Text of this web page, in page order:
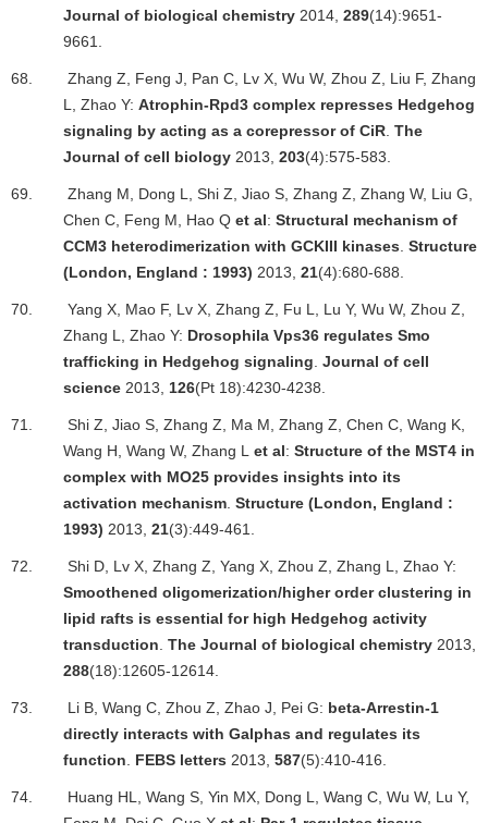
Journal of biological chemistry 2014, 289(14):9651-
9661.
68.
Zhang Z, Feng J, Pan C, Lv X, Wu W, Zhou Z, Liu F, Zhang
L, Zhao Y: Atrophin-Rpd3 complex represses Hedgehog
signaling by acting as a corepressor of CiR. The
Journal of cell biology 2013, 203(4):575-583.
69.
Zhang M, Dong L, Shi Z, Jiao S, Zhang Z, Zhang W, Liu G,
Chen C, Feng M, Hao Q et al: Structural mechanism of
CCM3 heterodimerization with GCKIII kinases. Structure
(London, England : 1993) 2013, 21(4):680-688.
70.
Yang X, Mao F, Lv X, Zhang Z, Fu L, Lu Y, Wu W, Zhou Z,
Zhang L, Zhao Y: Drosophila Vps36 regulates Smo
trafficking in Hedgehog signaling. Journal of cell
science 2013, 126(Pt 18):4230-4238.
71.
Shi Z, Jiao S, Zhang Z, Ma M, Zhang Z, Chen C, Wang K,
Wang H, Wang W, Zhang L et al: Structure of the MST4 in
complex with MO25 provides insights into its
activation mechanism. Structure (London, England :
1993) 2013, 21(3):449-461.
72.
Shi D, Lv X, Zhang Z, Yang X, Zhou Z, Zhang L, Zhao Y:
Smoothened oligomerization/higher order clustering in
lipid rafts is essential for high Hedgehog activity
transduction. The Journal of biological chemistry 2013,
288(18):12605-12614.
73. Li B, Wang C, Zhou Z, Zhao J, Pei G: beta-Arrestin-1
directly interacts with Galphas and regulates its
function. FEBS letters 2013, 587(5):410-416.
74.
Huang HL, Wang S, Yin MX, Dong L, Wang C, Wu W, Lu Y,